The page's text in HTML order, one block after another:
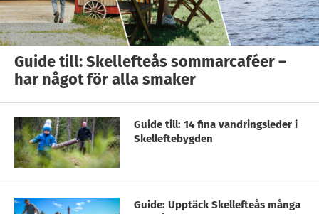
Guide till: Skellefteås sommarcaféer –
har något för alla smaker
Guide till: 14 fina vandringsleder i
Skelleftebygden
Guide: Upptäck Skellefteås många